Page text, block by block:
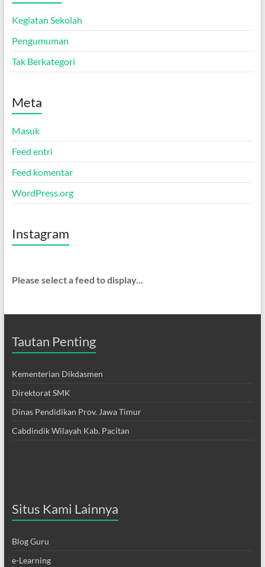
Kegiatan Sekolah
Pengumuman
Tak Berkategori
Meta
Masuk
Feed entri
Feed komentar
WordPress.org
Instagram
Please select a feed to display...
Tautan Penting
Kementerian Dikdasmen
Direktorat SMK
Dinas Pendidikan Prov. Jawa Timur
Cabdindik Wilayah Kab. Pacitan
Situs Kami Lainnya
Blog Guru
e-Learning